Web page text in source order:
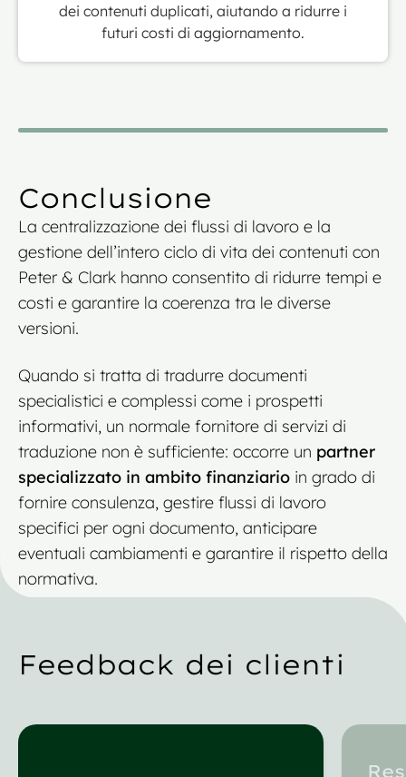
dei contenuti duplicati, aiutando a ridurre i
futuri costi di aggiornamento.
Conclusione
La centralizzazione dei flussi di lavoro e la
gestione dell’intero ciclo di vita dei contenuti con
Peter & Clark hanno consentito di ridurre tempi e
costi e garantire la coerenza tra le diverse
versioni.
Quando si tratta di tradurre documenti
specialistici e complessi come i prospetti
informativi, un normale fornitore di servizi di
traduzione non è sufficiente: occorre un partner
specializzato in ambito finanziario in grado di
fornire consulenza, gestire flussi di lavoro
specifici per ogni documento, anticipare
eventuali cambiamenti e garantire il rispetto della
normativa.
Feedback dei clienti